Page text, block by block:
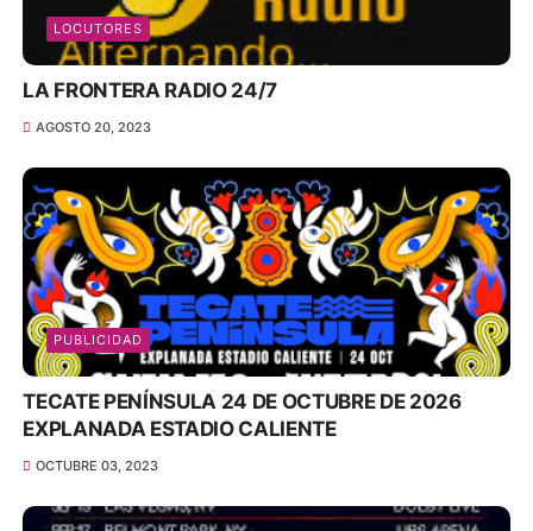
LOCUTORES
LA FRONTERA RADIO 24/7
AGOSTO 20, 2023
PUBLICIDAD
TECATE PENÍNSULA 24 DE OCTUBRE DE 2026
EXPLANADA ESTADIO CALIENTE
OCTUBRE 03, 2023